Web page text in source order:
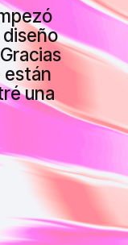
están
una